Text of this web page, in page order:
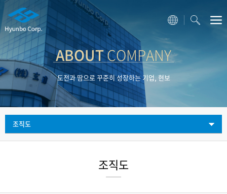
ABOUTCOMPANY
도전과 땀으로 꾸준히 성장하는 기업, 현보
조직도
조직도